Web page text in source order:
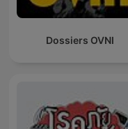
Dossiers OVNI